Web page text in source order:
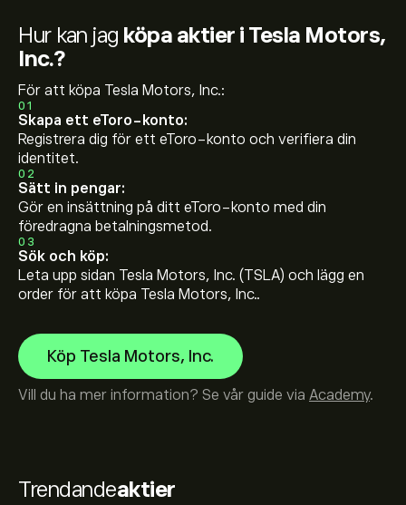
Trendandeaktier
Hur kan jag köpa aktier i Tesla Motors,
Inc.?
För att köpa Tesla Motors, Inc.:
01
Skapa ett eToro-konto:
Registrera dig för ett eToro-konto och verifiera din
identitet.
02
Sätt in pengar:
Gör en insättning på ditt eToro-konto med din
föredragna betalningsmetod.
03
Sök och köp:
Leta upp sidan Tesla Motors, Inc. (TSLA) och lägg en
order för att köpa Tesla Motors, Inc..
Köp Tesla Motors, Inc.
Vill du ha mer information? Se vår guide via Academy.